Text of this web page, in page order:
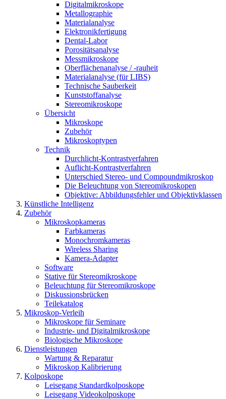
Digitalmikroskope
Metallographie
Materialanalyse
Elektronikfertigung
Dental-Labor
Porositätsanalyse
Messmikroskope
Oberflächenanalyse / -rauheit
Materialanalyse (für LIBS)
Technische Sauberkeit
Kunststoffanalyse
Stereomikroskope
Übersicht
Mikroskope
Zubehör
Mikroskoptypen
Technik
Durchlicht-Kontrastverfahren
Auflicht-Kontrastverfahren
Unterschied Stereo- und Compoundmikroskop
Die Beleuchtung von Stereomikroskopen
Objektive: Abbildungsfehler und Objektivklassen
Künstliche Intelligenz
Zubehör
Mikroskopkameras
Farbkameras
Monochromkameras
Wireless Sharing
Kamera-Adapter
Software
Stative für Stereomikroskope
Beleuchtung für Stereomikroskope
Diskussionsbrücken
Teilekatalog
Mikroskop-Verleih
Mikroskope für Seminare
Industrie- und Digitalmikroskope
Biologische Mikroskope
Dienstleistungen
Wartung & Reparatur
Mikroskop Kalibrierung
Kolposkope
Leisegang Standardkolposkope
Leisegang Videokolposkope